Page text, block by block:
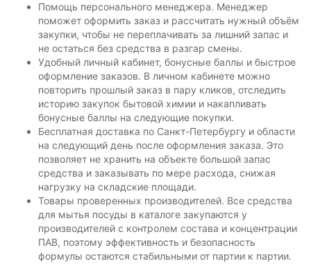
Помощь персонального менеджера. Менеджер
поможет оформить заказ и рассчитать нужный объём
закупки, чтобы не переплачивать за лишний запас и
не остаться без средства в разгар смены.
Удобный личный кабинет, бонусные баллы и быстрое
оформление заказов. В личном кабинете можно
повторить прошлый заказ в пару кликов, отследить
историю закупок бытовой химии и накапливать
бонусные баллы на следующие покупки.
Бесплатная доставка по Санкт-Петербургу и области
на следующий день после оформления заказа. Это
позволяет не хранить на объекте большой запас
средства и заказывать по мере расхода, снижая
нагрузку на складские площади.
Товары проверенных производителей. Все средства
для мытья посуды в каталоге закупаются у
производителей с контролем состава и концентрации
ПАВ, поэтому эффективность и безопасность
формулы остаются стабильными от партии к партии.